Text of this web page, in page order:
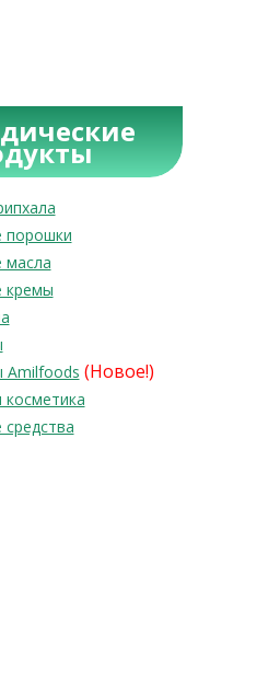
порошки
масла
кремы
Amilfoods (Новое!)